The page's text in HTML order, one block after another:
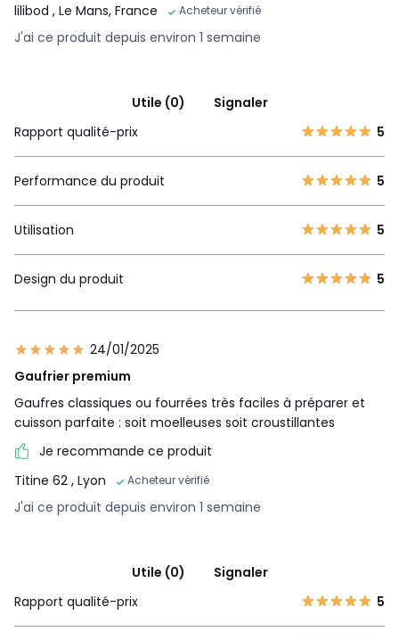
lilibod , Le Mans, France Acheteur vérifié
J'ai ce produit depuis environ 1 semaine
Utile (0)
Signaler
Rapport qualité-prix
5
Performance du produit 5
Utilisation 5
Design du produit 5
24/01/2025
Gaufrier premium
Gaufres classiques ou fourrées très faciles à préparer et
cuisson parfaite : soit moelleuses soit croustillantes
Je recommande ce produit
Titine 62 , Lyon Acheteur vérifié
J'ai ce produit depuis environ 1 semaine
Utile (0)
Signaler
Rapport qualité-prix
5